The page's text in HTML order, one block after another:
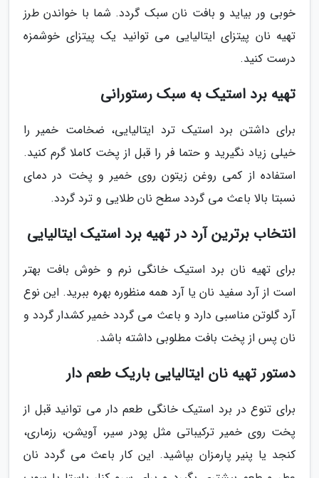
خوبی ور بیاید و بافت نان سبک گردد. شما با خواندن طرز
تهیه نان پیتزای ایتالیایی می توانید یک پیتزای خوشمزه
درست کنید.
تهیه برد استیک به سبک رستورانی
برای داشتن برد استیک ترد ایتالیایی، ضخامت خمیر را
خیلی زیاد نگیرید و حتما فر را قبل از پخت کاملا گرم کنید.
استفاده از کمی روغن زیتون روی خمیر و پخت در دمای
نسبتا بالا باعث می گردد سطح نان طلایی و ترد گردد.
انتخاب برترین آرد در تهیه برد استیک ایتالیایی
برای تهیه نان برد استیک خانگی نرم و خوش بافت بهتر
است از آرد سفید نان یا آرد همه منظوره بهره ببرید. این نوع
آرد گلوتن مناسبی دارد و باعث می گردد خمیر کشدار گردد و
نان پس از پخت بافت مطلوبی داشته باشد.
دستور تهیه نان ایتالیایی باریک طعم دار
برای تنوع در برد استیک خانگی طعم دار می توانید قبل از
پخت روی خمیر ترکیباتی مثل پودر سیر، آویشن، رزماری،
کنجد یا پنیر پارمزان بپاشید. این کار باعث می گردد نان